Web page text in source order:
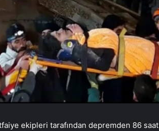
ekipleri tarafından depremden 86 saat